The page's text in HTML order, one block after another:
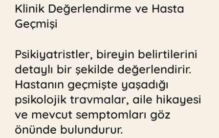
Klinik Değerlendirme ve Hasta
Geçmişi
Psikiyatristler, bireyin belirtilerini
detaylı bir şekilde değerlendirir.
Hastanın geçmişte yaşadığı
psikolojik travmalar, aile hikayesi
ve mevcut semptomları göz
önünde bulundurur.